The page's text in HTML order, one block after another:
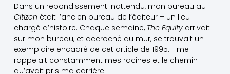
Dans un rebondissement inattendu, mon bureau au
Citizen était l’ancien bureau de l’éditeur – un lieu
chargé d’histoire. Chaque semaine, The Equityarrivait
sur mon bureau, et accroché au mur, se trouvait un
exemplaire encadré de cet article de 1995. Il me
rappelait constamment mes racines et le chemin
qu’avait pris ma carrière.